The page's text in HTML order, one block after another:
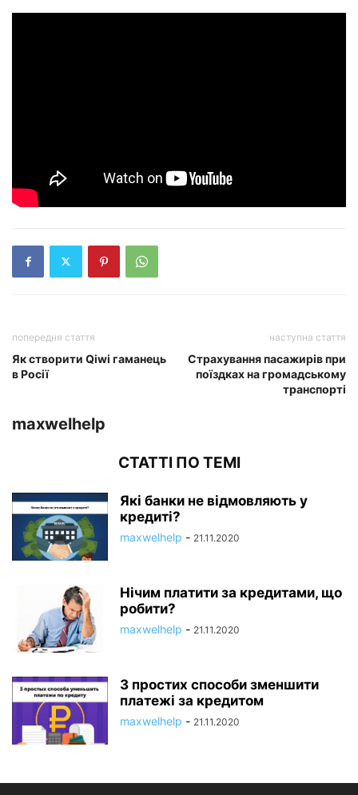
попередня стаття
Як створити Qiwi гаманець
в Росії
наступна стаття
Страхування пасажирів при
поїздках на громадському
транспорті
maxwelhelp
СТАТТІ ПО ТЕМІ
Які банки не відмовляють у
кредиті?
maxwelhelp - 21.11.2020
Нічим платити за кредитами, що
робити?
maxwelhelp - 21.11.2020
3 простих способи зменшити
платежі за кредитом
maxwelhelp - 21.11.2020